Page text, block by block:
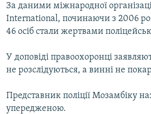
УКРАЇНА
СВІТ
СХЕМИ
КИТАЙ.ВИКЛИКИ
ФОТО
ПОДКАСТИ
За даними міжнародної
International, починаючи з 2006
46 осіб стали жертвами
У доповіді правоохоронці
не розслідуються, а винні не
Представник поліції Мозамбіку
упередженою.